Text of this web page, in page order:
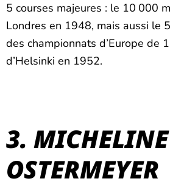
5 courses majeures : le 10 000
Londres en 1948, mais aussi le
des championnats d’Europe de
d’Helsinki en 1952.
3. MICHELINE
OSTERMEYER